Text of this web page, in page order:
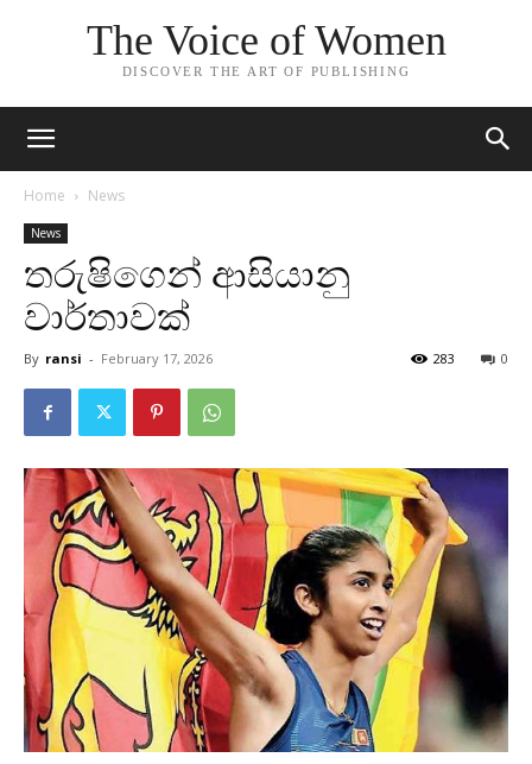
The Voice of Women
DISCOVER THE ART OF PUBLISHING
Home News
News
තරුෂිගෙන් ආසියානු
වාර්තාවක්
By ransi - February 17, 2026 0
283